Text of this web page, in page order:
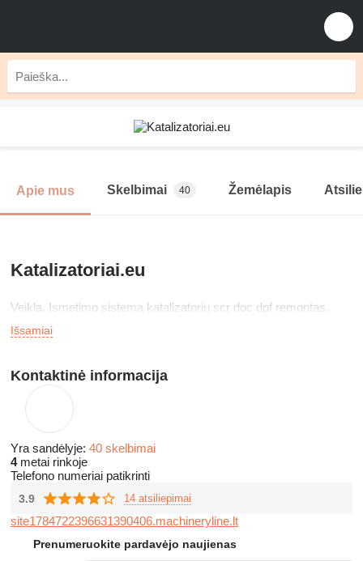
Apie mus Skelbimai 40 Žemėlapis
Katalizatoriai.eu
Veikla, Ismetimo sistema katalizatoriu scr doc dpf remontas.
Išsamiai
Kontaktinė informacija
Yra sandėlyje: 40 skelbimai
4metai rinkoje
Telefono numeriai patikrinti
3.9 14 atsiliepimai
site1784722396631390406.machineryline.lt
Prenumeruokite pardavėjo naujienas